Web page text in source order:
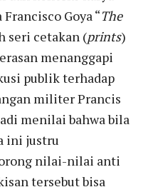
Goya “The
seri cetakan (prints)
menanggapi
publik terhadap
militer Prancis
menilai bahwa bila
ini justru
nilai-nilai anti
tersebut bisa